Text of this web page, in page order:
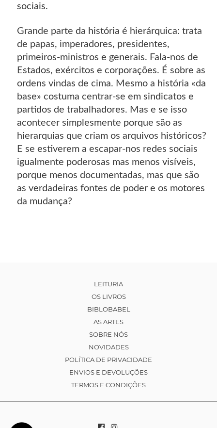
sociais.
Grande parte da história é hierárquica: trata
de papas, imperadores, presidentes,
primeiros-ministros e generais. Fala-nos de
Estados, exércitos e corporações. É sobre as
ordens vindas de cima. Mesmo a história «da
base» costuma centrar-se em sindicatos e
partidos de trabalhadores. Mas e se isso
acontecer simplesmente porque são as
hierarquias que criam os arquivos históricos?
E se estiverem a escapar-nos redes sociais
igualmente poderosas mas menos visíveis,
porque menos documentadas, mas que são
as verdadeiras fontes de poder e os motores
da mudança?
LEITURIA
OS LIVROS
BIBLOBABEL
AS ARTES
SOBRE NÓS
NOVIDADES
POLÍTICA DE PRIVACIDADE
ENVIOS E DEVOLUÇÕES
TERMOS E CONDIÇÕES